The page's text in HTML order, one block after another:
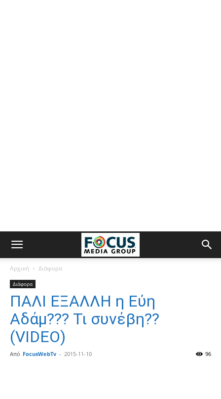
Αρχική Διάφορα
Διάφορα
ΠΑΛΙ ΕΞΑΛΛΗ η Εύη
Αδάμ??? Τι συνέβη??
(VIDEO)
Από FocusWebTv - 2015-11-10 96